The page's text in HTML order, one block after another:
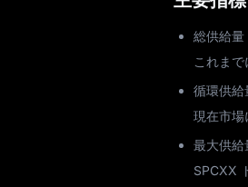
総供給量
これま
循環供給
現在市場
最大供給
SPCXX